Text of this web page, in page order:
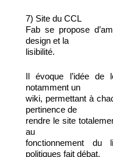
7) Site du CCL
Fab se propose
design et la
lisibilité.
Il évoque l’idée de
notamment un
wiki, permettant à
pertinence de
rendre le site
au
fonctionnement du
politiques fait débat.